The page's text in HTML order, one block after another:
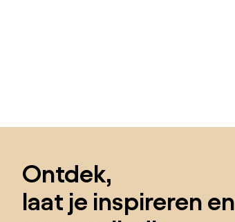
Ontdek,
laat je inspireren en